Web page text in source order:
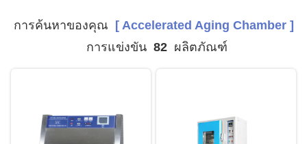
การค้นหาของคุณ [ Accelerated Aging Chamber ]
การแข่งขัน 82 ผลิตภัณฑ์